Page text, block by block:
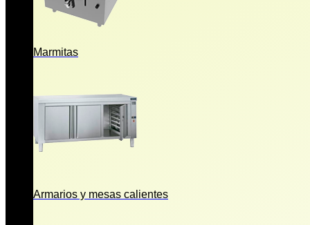
Marmitas
Armarios y mesas calientes